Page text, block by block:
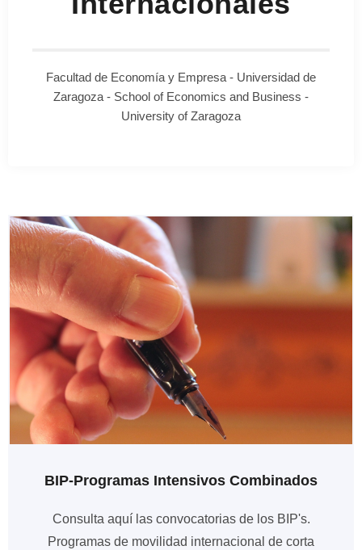
Facultad de Economía y Empresa - Universidad de
Zaragoza - School of Economics and Business -
University of Zaragoza
BIP-Programas Intensivos Combinados
Consulta aquí las convocatorias de los BIP's.
Programas de movilidad internacional de corta